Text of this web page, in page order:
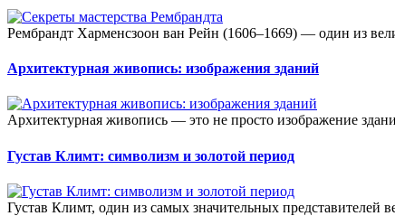
Рембрандт Харменсзоон ван Рейн (1606–1669) — один из
Архитектурная живопись: изображения зданий
Архитектурная живопись — это не просто изображение
Густав Климт: символизм и золотой период
Густав Климт, один из самых значительных представителей